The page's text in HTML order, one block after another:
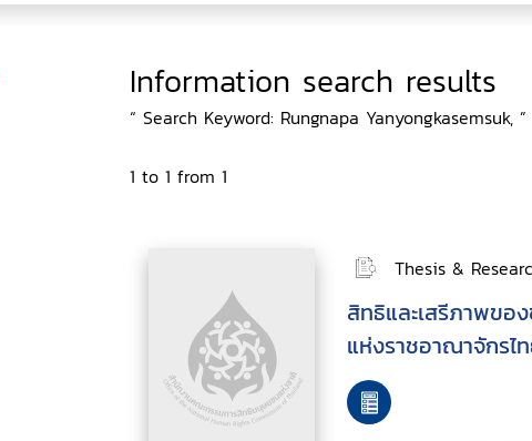
Information search results
“ Search Keyword: Rungnapa Yanyongkasemsuk, ”
1 to 1 from 1
Thesis &
สิทธิและเสรีภาพขอ
แห่งราชอาณาจักร